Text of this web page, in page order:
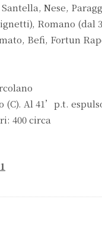
Nese,
Romano
Befi, Fortun
Al 41’p.t.
400 circa